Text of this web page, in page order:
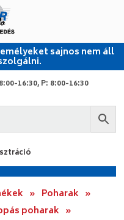
sajnos nem áll
16:30, P: 8:00-16:30
» Poharak »
poharak »